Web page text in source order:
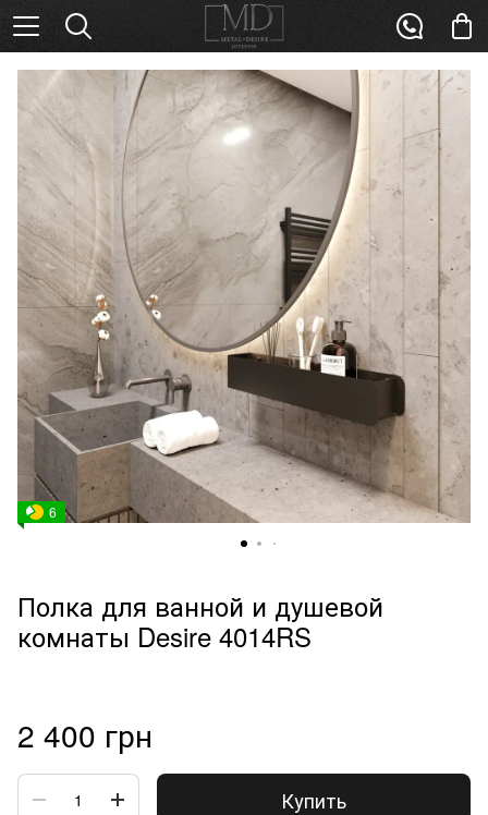
6
Полка для ванной и душевой
комнаты Desire 4014RS
2 400 грн
Купить